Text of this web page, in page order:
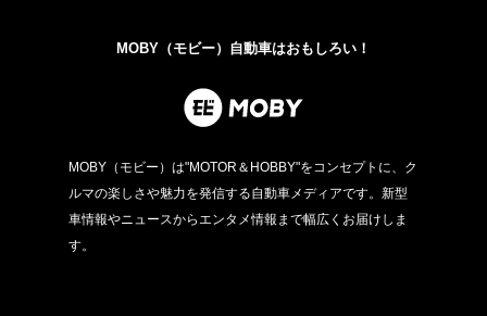
MOBY（モビー）自動車はおもしろい！
MOBY（モビー）は"MOTOR＆HOBBY"をコンセプトに、ク
ルマの楽しさや魅力を発信する自動車メディアです。新型
車情報やニュースからエンタメ情報まで幅広くお届けしま
す。